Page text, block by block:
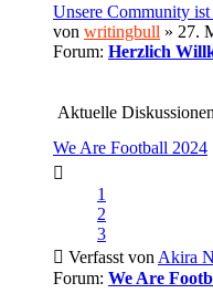
Unsere Community ist
von writingbull » 27.
Forum: Herzlich
Aktuelle Diskussionen
We Are Football 2024
1
2
3
Verfasst von Akira
Forum: We Are